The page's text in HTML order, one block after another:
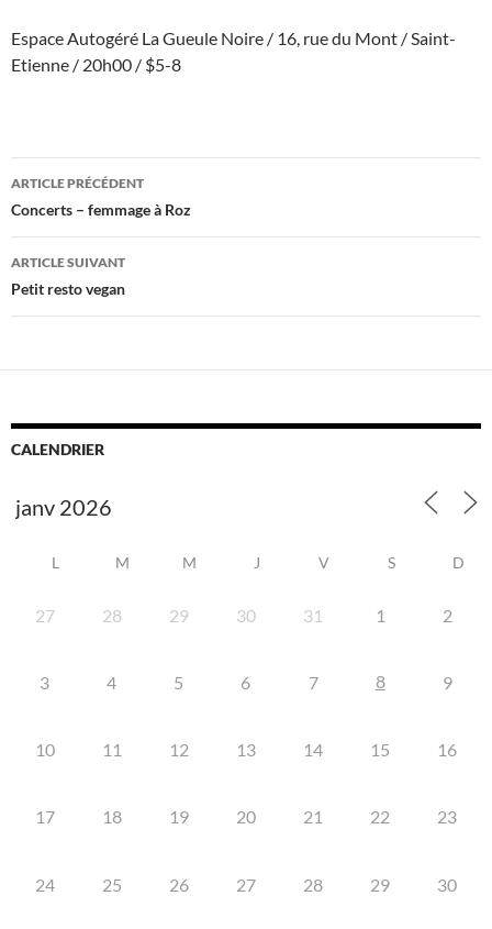
Espace Autogéré La Gueule Noire / 16, rue du Mont / Saint-
Etienne / 20h00 / $5-8
Navigation
des
articles
ARTICLE PRÉCÉDENT
Concerts – femmage à Roz
ARTICLE SUIVANT
Petit resto vegan
CALENDRIER
L M M J V S D
27 28 29 30 31 1 2
3 4 5 6 7 8 9
10 11 12 13 14 15 16
17 18 19 20 21 22 23
24 25 26 27 28 29 30